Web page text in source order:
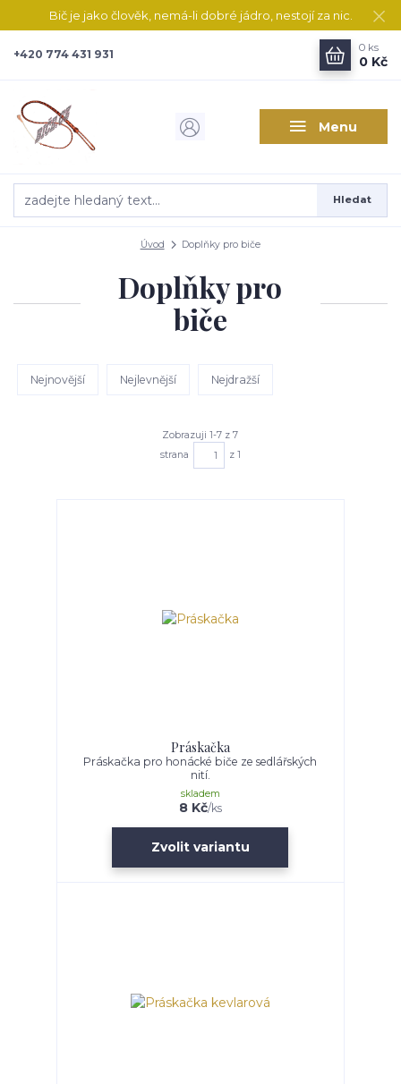
Bič je jako člověk, nemá-li dobré jádro, nestojí za nic.
Menu
Hledat
+420 774 431 931
0 ks
0 Kč
Úvod Doplňky pro biče
Doplňky pro
biče
Nejnovější Nejlevnější Nejdražší
Zobrazuji 1-7 z 7
strana
z 1
Práskačka
Práskačka pro honácké biče ze sedlářských
nití.
8 Kč/ks
skladem
Zvolit variantu